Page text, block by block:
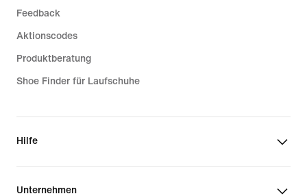
Feedback
Aktionscodes
Produktberatung
Shoe Finder für Laufschuhe
Hilfe
Unternehmen